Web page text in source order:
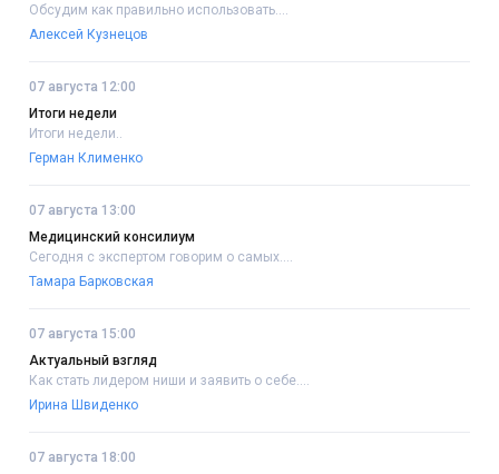
Обсудим как правильно использовать....
Алексей Кузнецов
07 августа 12:00
Итоги недели
Итоги недели..
Герман Клименко
07 августа 13:00
Медицинский консилиум
Сегодня с экспертом говорим о самых....
Тамара Барковская
07 августа 15:00
Актуальный взгляд
Как стать лидером ниши и заявить о себе....
Ирина Швиденко
07 августа 18:00